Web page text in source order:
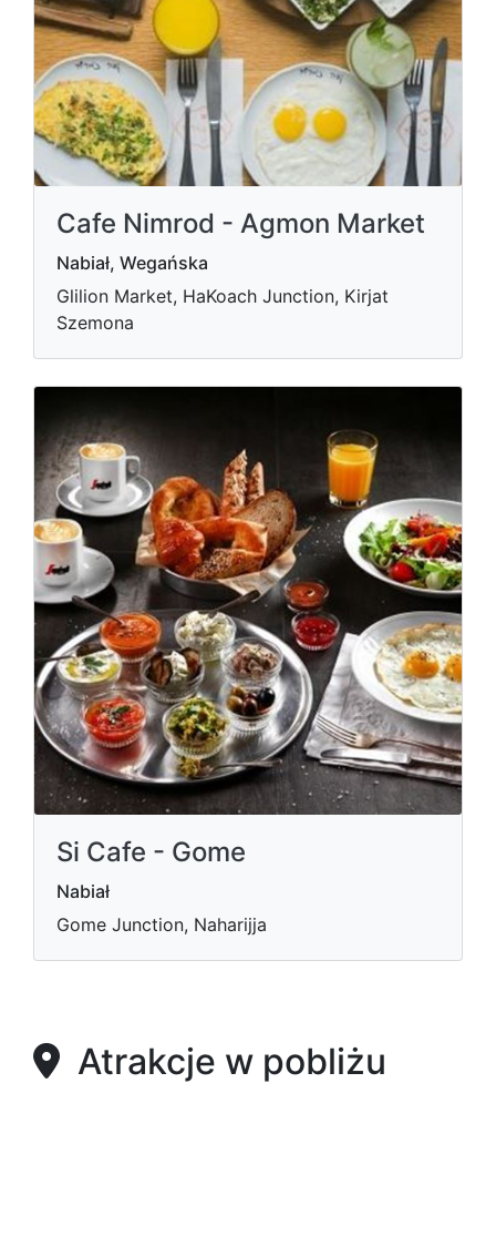
Cafe Nimrod - Agmon Market
Nabiał, Wegańska
Glilion Market, HaKoach Junction, Kirjat
Szemona
Si Cafe - Gome
Nabiał
Gome Junction, Naharijja
Atrakcje w pobliżu